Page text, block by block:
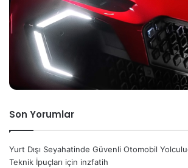
Son Yorumlar
Yurt Dışı Seyahatinde Güvenli Otomobil
Teknik İpuçları için inzfatih